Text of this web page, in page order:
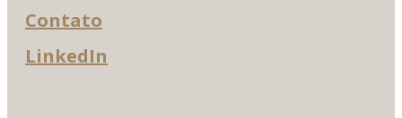
Contato
LinkedIn